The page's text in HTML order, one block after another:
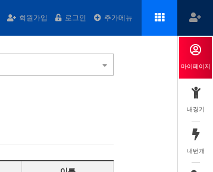
회원가입 로그인 추가메뉴
마이페이지
내경기
내번개